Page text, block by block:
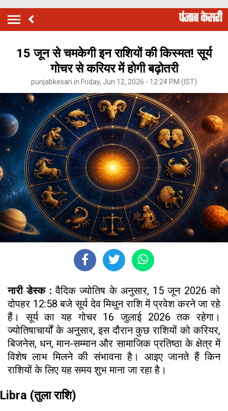
15 जून से चमकेगी इन राशियों की किस्मत! सूर्य
गोचर से करियर में होगी बढ़ोतरी
punjabkesari.in Friday, Jun 12, 2026 - 12:24 PM (IST)
नारी डेस्क :वैदिक ज्योतिष के अनुसार, 15 जून 2026 को
दोपहर 12:58 बजे सूर्य देव मिथुन राशि में प्रवेश करने जा रहे
हैं। सूर्य का यह गोचर 16 जुलाई 2026 तक रहेगा।
ज्योतिषाचार्यों के अनुसार, इस दौरान कुछ राशियों को करियर,
बिजनेस, धन, मान-सम्मान और सामाजिक प्रतिष्ठा के क्षेत्र में
विशेष लाभ मिलने की संभावना है। आइए जानते हैं किन
राशियों के लिए यह समय शुभ माना जा रहा है।
Libra (तुला राशि)